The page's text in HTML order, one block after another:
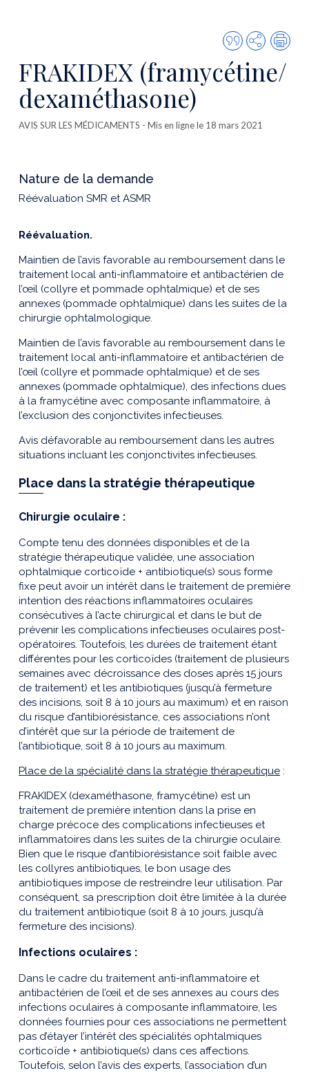
Citer
cette
publication
Partager
FRAKIDEX (framycétine/
dexaméthasone)
AVIS SUR LES MÉDICAMENTS - Mis en ligne le 18 mars 2021
Nature de la demande
Réévaluation SMR et ASMR
Réévaluation.
Maintien de l’avis favorable au remboursement dans le
traitement local anti-inflammatoire et antibactérien de
l’œil (collyre et pommade ophtalmique) et de ses
annexes (pommade ophtalmique) dans les suites de la
chirurgie ophtalmologique.
Maintien de l’avis favorable au remboursement dans le
traitement local anti-inflammatoire et antibactérien de
l’œil (collyre et pommade ophtalmique) et de ses
annexes (pommade ophtalmique), des infections dues
à la framycétine avec composante inflammatoire, à
l’exclusion des conjonctivites infectieuses.
Avis défavorable au remboursement dans les autres
situations incluant les conjonctivites infectieuses.
Place dans la stratégie thérapeutique
Chirurgie oculaire :
Compte tenu des données disponibles et de la
stratégie thérapeutique validée, une association
ophtalmique corticoïde + antibiotique(s) sous forme
fixe peut avoir un intérêt dans le traitement de première
intention des réactions inflammatoires oculaires
consécutives à l’acte chirurgical et dans le but de
prévenir les complications infectieuses oculaires post-
opératoires. Toutefois, les durées de traitement étant
différentes pour les corticoïdes (traitement de plusieurs
semaines avec décroissance des doses après 15 jours
de traitement) et les antibiotiques (jusqu’à fermeture
des incisions, soit 8 à 10 jours au maximum) et en raison
du risque d’antibiorésistance, ces associations n’ont
d’intérêt que sur la période de traitement de
l’antibiotique, soit 8 à 10 jours au maximum.
Place de la spécialité dans la stratégie thérapeutique :
FRAKIDEX (dexaméthasone, framycétine) est un
traitement de première intention dans la prise en
charge précoce des complications infectieuses et
inflammatoires dans les suites de la chirurgie oculaire.
Bien que le risque d’antibiorésistance soit faible avec
les collyres antibiotiques, le bon usage des
antibiotiques impose de restreindre leur utilisation. Par
conséquent, sa prescription doit être limitée à la durée
du traitement antibiotique (soit 8 à 10 jours, jusqu’à
fermeture des incisions).
Infections oculaires :
Dans le cadre du traitement anti-inflammatoire et
antibactérien de l’œil et de ses annexes au cours des
infections oculaires à composante inflammatoire, les
données fournies pour ces associations ne permettent
pas d’étayer l’intérêt des spécialités ophtalmiques
corticoïde + antibiotique(s) dans ces affections.
Toutefois, selon l’avis des experts, l’association d’un